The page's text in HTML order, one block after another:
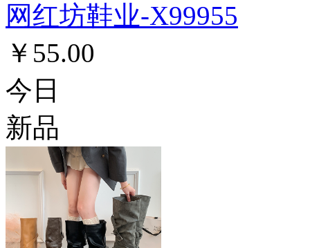
网红坊鞋业-X99955
￥55.00
今日
新品